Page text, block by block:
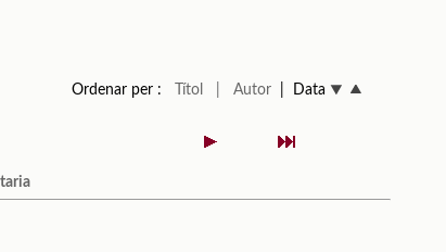
Ordenar per : Títol | Autor| Data